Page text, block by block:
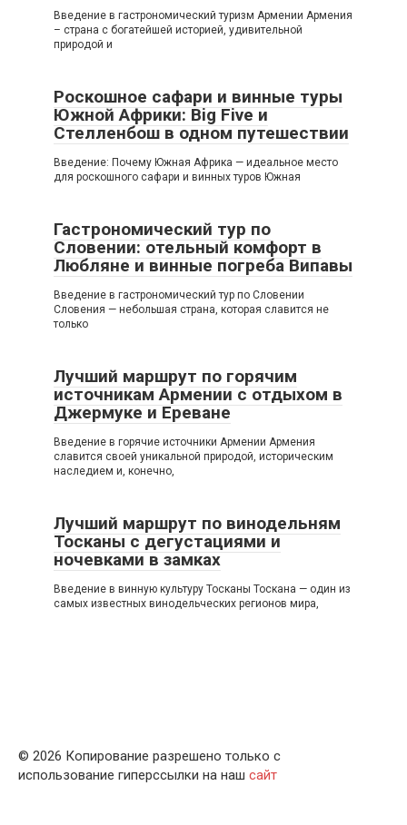
Введение в гастрономический туризм Армении Армения
– страна с богатейшей историей, удивительной
природой и
Роскошное сафари и винные туры
Южной Африки: Big Five и
Стелленбош в одном путешествии
Введение: Почему Южная Африка — идеальное место
для роскошного сафари и винных туров Южная
Гастрономический тур по
Словении: отельный комфорт в
Любляне и винные погреба Випавы
Введение в гастрономический тур по Словении
Словения — небольшая страна, которая славится не
только
Лучший маршрут по горячим
источникам Армении с отдыхом в
Джермуке и Ереване
Введение в горячие источники Армении Армения
славится своей уникальной природой, историческим
наследием и, конечно,
Лучший маршрут по винодельням
Тосканы с дегустациями и
ночевками в замках
Введение в винную культуру Тосканы Тоскана — один из
самых известных винодельческих регионов мира,
© 2026 Копирование разрешено только с
использование гиперссылки на наш сайт